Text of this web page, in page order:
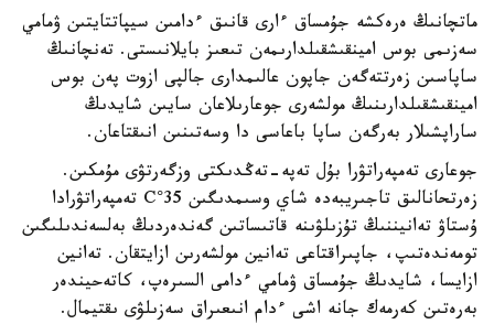
ماتچانىڭ ەرەكشە جۇمساق ءارى قانىق ءدامىن سيپاتتايتىن ۋمامي
سەزىمى بوس امينقىشقىلدارىمەن تىعىز بايلانىستى. تەنچانىڭ
ساپاسىن زەرتتەگەن جاپون عالىمدارى جالپى ازوت پەن بوس
امينقىشقىلدارىنىڭ مولشەرى جوعارىلاعان سايىن شايدىڭ
ساراپشىلار بەرگەن ساپا باعاسى دا وسەتىنىن انىقتاعان.
جوعارى تەمپەراتۋرا بۇل تەپە-تەڭدىكتى وزگەرتۋى مۇمكىن.
زەرتحانالىق تاجىريبەدە شاي وسىمدىگىن 35°C تەمپەراتۋرادا
ۇستاۋ تەانيننىڭ تۇزىلۋىنە قاتىساتىن گەندەردىڭ بەلسەندىلىگىن
تومەندەتىپ، جاپىراقتاعى تەانين مولشەرىن ازايتقان. تەانين
ازايسا، شايدىڭ جۇمساق ۋمامي ءدامى السىرەپ، كاتەحيندەر
بەرەتىن كەرمەك جانە اشى ءدام انىعىراق سەزىلۋى ىقتيمال.